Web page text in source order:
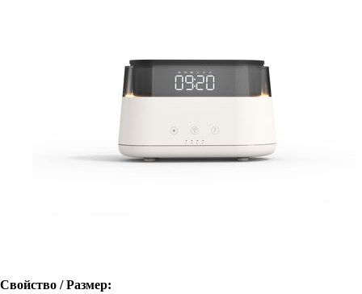
Свойство / Размер: